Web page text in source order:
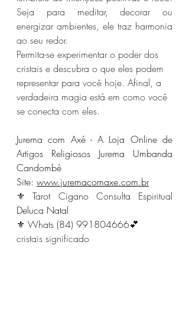
Seja para meditar, decorar ou
energizar ambientes, ele traz harmonia
ao seu redor.
Permita-se experimentar o poder dos
cristais e descubra o que eles podem
representar para você hoje. Afinal, a
verdadeira magia está em como você
se conecta com eles.
Jurema com Axé - A Loja Online de
Artigos Religiosos Jurema Umbanda
Candombé
Site: www.juremacomaxe.com.br
⚜️ Tarot Cigano Consulta Espiritual
Deluca Natal
⚜️ Whats (84) 991804666💕
cristais significado